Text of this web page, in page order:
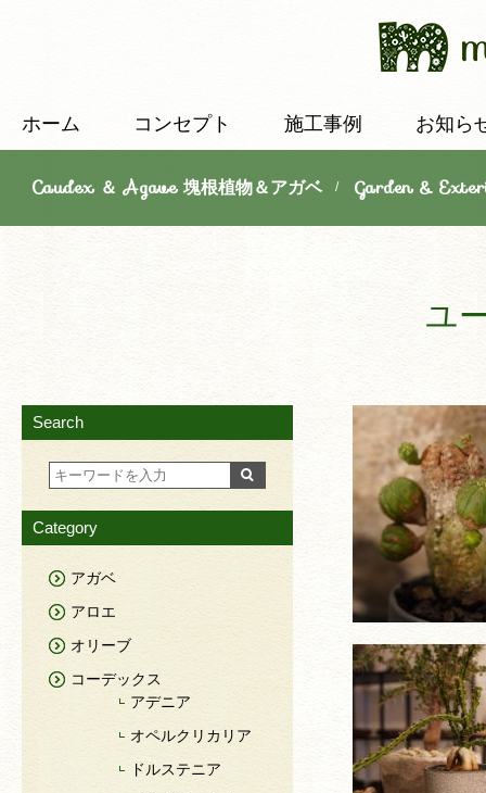
ホーム コンセプト 施工事例 お知ら
Caudex ＆ Agave 塊根植物＆アガベ/Garden &
ユ
Search
Category
アガベ
アロエ
オリーブ
コーデックス
アデニア
オペルクリカリア
ドルステニア